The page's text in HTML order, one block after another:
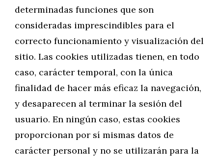
determinadas funciones que son
consideradas imprescindibles para el
correcto funcionamiento y visualización del
sitio. Las cookies utilizadas tienen, en todo
caso, carácter temporal, con la única
finalidad de hacer más eficaz la navegación,
y desaparecen al terminar la sesión del
usuario. En ningún caso, estas cookies
proporcionan por sí mismas datos de
carácter personal y no se utilizarán para la